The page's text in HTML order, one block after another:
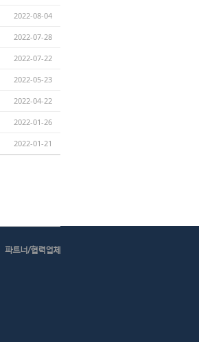
2022-08-04
2022-07-28
2022-07-22
2022-05-23
2022-04-22
2022-01-26
2022-01-21
파트너/협력업체